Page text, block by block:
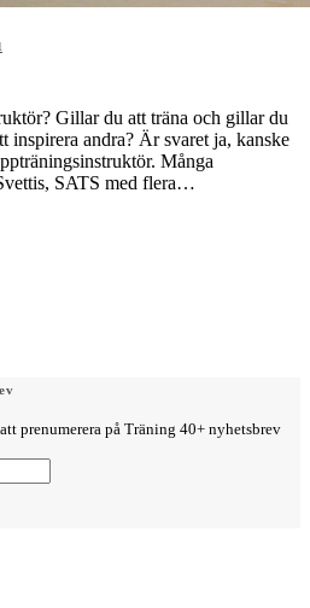
Gillar du att träna och gillar du
inspirera andra? Är svaret ja, kanske
Många
SATS med flera…
prenumerera på Träning 40+ nyhetsbrev